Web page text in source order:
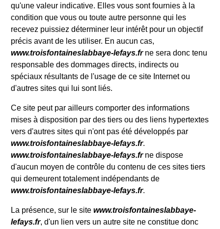
qu'une valeur indicative. Elles vous sont fournies à la
condition que vous ou toute autre personne qui les
recevez puissiez déterminer leur intérêt pour un objectif
précis avant de les utiliser. En aucun cas,
www.troisfontaineslabbaye-lefays.frne sera donc tenu
responsable des dommages directs, indirects ou
spéciaux résultants de l'usage de ce site Internet ou
d'autres sites qui lui sont liés.
Ce site peut par ailleurs comporter des informations
mises à disposition par des tiers ou des liens hypertextes
vers d'autres sites qui n'ont pas été développés par
www.troisfontaineslabbaye-lefays.fr.
www.troisfontaineslabbaye-lefays.frne dispose
d'aucun moyen de contrôle du contenu de ces sites tiers
qui demeurent totalement indépendants de
www.troisfontaineslabbaye-lefays.fr.
La présence, sur le sitewww.troisfontaineslabbaye-
lefays.fr, d'un lien vers un autre site ne constitue donc